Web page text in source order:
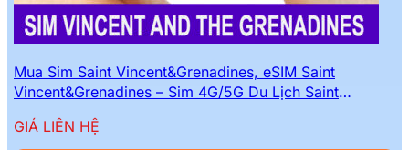
Mua Sim Saint Vincent&Grenadines, eSIM Saint
Vincent&Grenadines – Sim 4G/5G Du Lịch Saint
GIÁ LIÊN HỆ